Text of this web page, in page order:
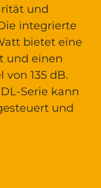
und
integrierte
bietet eine
und einen
135 dB.
Serie kann
und